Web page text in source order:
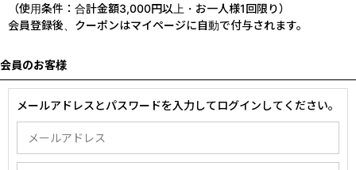
（使用条件：合計金額3,000円以上・お一人様1回限り）
会員登録後、クーポンはマイページに自動で付与されます。
会員のお客様
メールアドレスとパスワードを入力してログインしてください。